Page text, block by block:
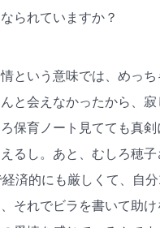
られていますか？
情という意味では、めっ
と会えなかったから、
保育ノート見てても真
るし。あと、むしろ穂
済的にも厳しくて、自
それでビラを書いて助け